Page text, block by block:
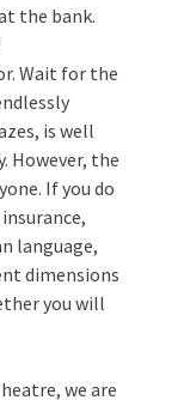
the bank.
Wait for the
is well
However, the
If you do
language,
dimensions
you will
we are